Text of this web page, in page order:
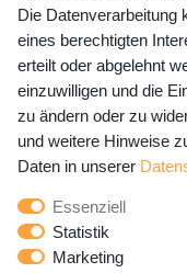
Newsletter
E-MAIL **
Newsletter
Honig
Hiermit bestätige
gelesen habe.
widerrufen.**
Die Datenverarbeitung
eines berechtigten
erteilt oder abgelehnt
einzuwilligen und die
zu ändern oder zu
und weitere Hinweise
Daten in unserer
Essenziell
Statistik
Marketing